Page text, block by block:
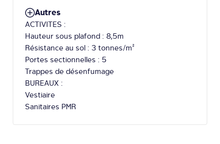
Autres
ACTIVITES :
Hauteur sous plafond : 8,5m
Résistance au sol : 3 tonnes/m²
Portes sectionnelles : 5
Trappes de désenfumage
BUREAUX :
Vestiaire
Sanitaires PMR